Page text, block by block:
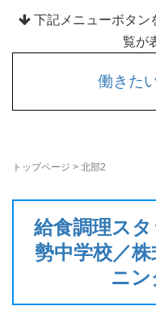
下記メニューボタン
覧が
働きた
トップページ > 北部2
給食調理ス
勢中学校／
ニン